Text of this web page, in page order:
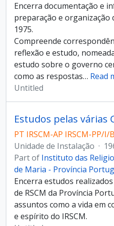
Encerra documentação e
preparação e organização
1975.
Compreende
reflexão e estudo,
estudo sobre o governo
como as respostas… Read
Untitled
Estudos pelas várias
PT IRSCM-AP IRSCM-PP/I/
Unidade de Instalação ·
Part of Instituto das
de Maria - Província
Encerra estudos
de RSCM da Província
assuntos como a vida em
e espírito do IRSCM.